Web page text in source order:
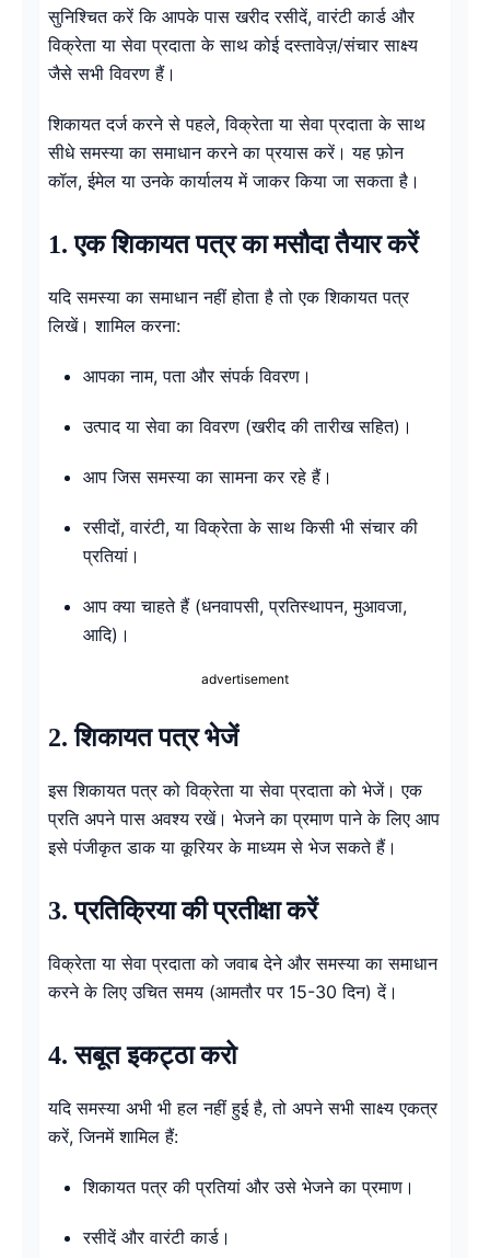
सुनिश्चित करें कि आपके पास खरीद रसीदें, वारंटी कार्ड और
विक्रेता या सेवा प्रदाता के साथ कोई दस्तावेज़/संचार साक्ष्य
जैसे सभी विवरण हैं।
शिकायत दर्ज करने से पहले, विक्रेता या सेवा प्रदाता के साथ
सीधे समस्या का समाधान करने का प्रयास करें। यह फ़ोन
कॉल, ईमेल या उनके कार्यालय में जाकर किया जा सकता है।
1. एक शिकायत पत्र का मसौदा तैयार करें
यदि समस्या का समाधान नहीं होता है तो एक शिकायत पत्र
लिखें। शामिल करना:
आपका नाम, पता और संपर्क विवरण।
उत्पाद या सेवा का विवरण (खरीद की तारीख सहित)।
आप जिस समस्या का सामना कर रहे हैं।
रसीदों, वारंटी, या विक्रेता के साथ किसी भी संचार की
प्रतियां।
आप क्या चाहते हैं (धनवापसी, प्रतिस्थापन, मुआवजा,
आदि)।
advertisement
2. शिकायत पत्र भेजें
इस शिकायत पत्र को विक्रेता या सेवा प्रदाता को भेजें। एक
प्रति अपने पास अवश्य रखें। भेजने का प्रमाण पाने के लिए आप
इसे पंजीकृत डाक या कूरियर के माध्यम से भेज सकते हैं।
3. प्रतिक्रिया की प्रतीक्षा करें
विक्रेता या सेवा प्रदाता को जवाब देने और समस्या का समाधान
करने के लिए उचित समय (आमतौर पर 15-30 दिन) दें।
4. सबूत इकट्ठा करो
यदि समस्या अभी भी हल नहीं हुई है, तो अपने सभी साक्ष्य एकत्र
करें, जिनमें शामिल हैं:
शिकायत पत्र की प्रतियां और उसे भेजने का प्रमाण।
रसीदें और वारंटी कार्ड।